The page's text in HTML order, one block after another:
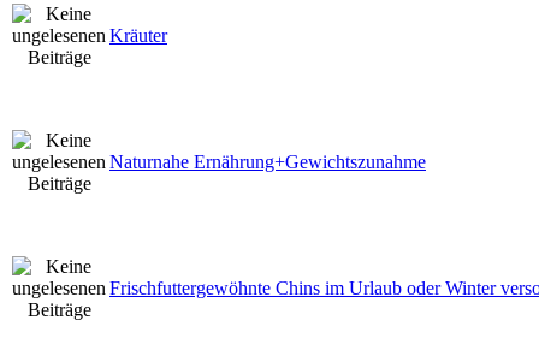
Kräuter
Naturnahe Ernährung+Gewichtszunahme
Frischfuttergewöhnte Chins im Urlaub oder Winter